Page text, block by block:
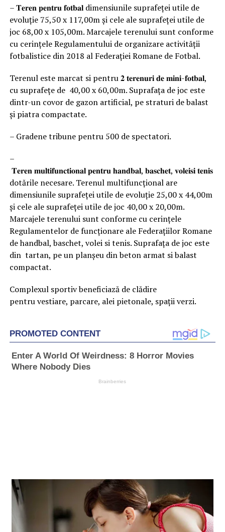
– 𝐓𝐞𝐫𝐞𝐧 𝐩𝐞𝐧𝐭𝐫𝐮 𝐟𝐨𝐭𝐛𝐚𝐥 dimensiunile suprafeței utile de
evoluție 75,50 x 117,00m și cele ale suprafeței utile de
joc 68,00 x 105,00m. Marcajele terenului sunt conforme
cu cerințele Regulamentului de organizare activității
fotbalistice din 2018 al Federației Romane de Fotbal.
Terenul este marcat si pentru 𝟐 𝐭𝐞𝐫𝐞𝐧𝐮𝐫𝐢 𝐝𝐞 𝐦𝐢𝐧𝐢-𝐟𝐨𝐭𝐛𝐚𝐥,
cu suprafețe de 40,00 x 60,00m. Suprafața de joc este
dintr-un covor de gazon artificial, pe straturi de balast
și piatra compactate.
– Gradene tribune pentru 500 de spectatori.
–
𝐓𝐞𝐫𝐞𝐧 𝐦𝐮𝐥𝐭𝐢𝐟𝐮𝐧𝐜𝐭𝐢𝐨𝐧𝐚𝐥 𝐩𝐞𝐧𝐭𝐫𝐮 𝐡𝐚𝐧𝐝𝐛𝐚𝐥, 𝐛𝐚𝐬𝐜𝐡𝐞𝐭, 𝐯𝐨𝐥𝐞𝐢𝐬𝐢 𝐭𝐞𝐧𝐢𝐬 cu
dotările necesare. Terenul multifuncțional are
dimensiunile suprafeței utile de evoluție 25,00 x 44,00m
și cele ale suprafeței utile de joc 40,00 x 20,00m.
Marcajele terenului sunt conforme cu cerințele
Regulamentelor de funcționare ale Federațiilor Romane
de handbal, baschet, volei si tenis. Suprafața de joc este
din tartan, pe un planșeu din beton armat si balast
compactat.
Complexul sportiv beneficiază de clădire
pentru vestiare, parcare, alei pietonale, spații verzi.